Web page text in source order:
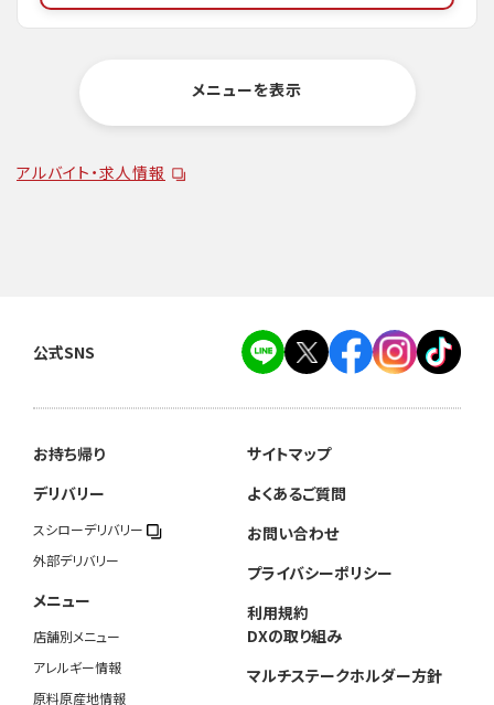
メニューを表示
アルバイト・求人情報
公式SNS
お持ち帰り
デリバリー
スシローデリバリー
外部デリバリー
メニュー
店舗別メニュー
アレルギー情報
原料原産地情報
サイトマップ
よくあるご質問
お問い合わせ
プライバシーポリシー
利用規約
DXの取り組み
マルチステークホルダー方針